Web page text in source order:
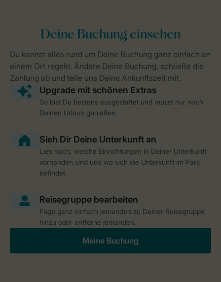
So bist Du bestens ausgestattet und musst nur noch
Deinen Urlaub genießen.
Lies nach, welche Einrichtungen in Deiner Unterkunft
vorhanden sind und wo sich die Unterkunft im Park
befindet.
Füge ganz einfach jemanden zu Deiner Reisegruppe
hinzu oder entferne jemanden.
Meine Buchung